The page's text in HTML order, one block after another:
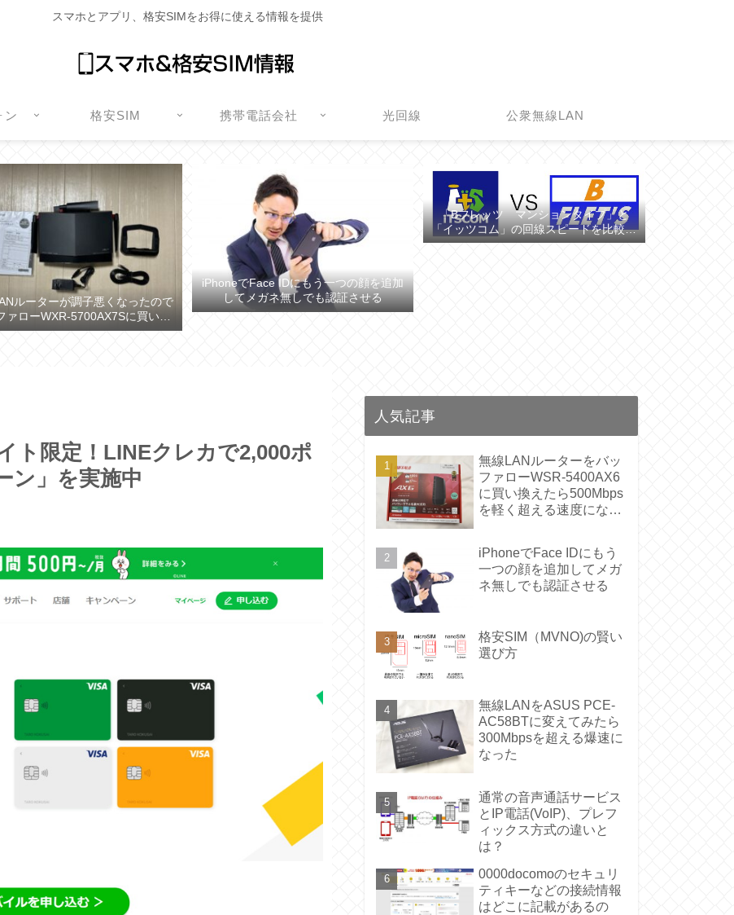
スマホとアプリ、格安SIMをお得に使える情報を提供
ン 格安SIM 携帯電話会社 光回線 公衆無線LAN
ルーターが調子悪くなったので
ァローWXR-5700AX7Sに買い換
えた
iPhoneでFace IDにもう一つの顔を追加
してメガネ無しでも認証させる
「Bフレッツ マンションタイプ」と
「イッツコム」の回線スピードを比較し
てみた
ト限定！LINEクレカで2,000ポ
ン」を実施中
人気記事
無線LANルーターをバッ
ファローWSR-5400AX6
に買い換えたら500Mbps
を軽く超える速度になっ
iPhoneでFace IDにもう
一つの顔を追加してメガ
ネ無しでも認証させる
格安SIM（MVNO)の賢い
選び方
無線LANをASUS PCE-
AC58BTに変えてみたら
300Mbpsを超える爆速に
なった
通常の音声通話サービス
とIP電話(VoIP)、プレフ
ィックス方式の違いと
は？
0000docomoのセキュリ
ティキーなどの接続情報
はどこに記載があるの